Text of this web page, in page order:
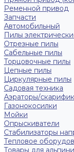
Ременной привод
Запчасти
Автомобильный
Пилы
Отрезные пилы
Сабельные пилы
Торцовочные пилы
Цепные пилы
Циркулярные пилы
Садовая техника
Аэраторы/
Газонокосилки
Мойки
Опрыскиватели
Стабилизаторы
Тепловое
Товары для